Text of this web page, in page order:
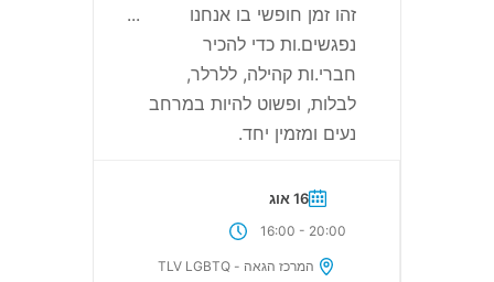
זהו זמן חופשי בו אנחנו
נפגשים.ות כדי להכיר
חברי.ות קהילה, ללרלר,
לבלות, ופשוט להיות במרחב
נעים ומזמין יחד.
...
16 אוג
16:00 - 20:00
המרכז הגאה - TLV LGBTQ